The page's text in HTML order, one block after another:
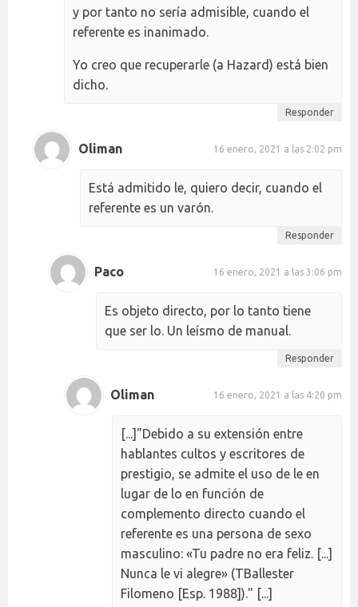
y por tanto no sería admisible, cuando el
referente es inanimado.
Yo creo que recuperarle (a Hazard) está bien
dicho.
Responder
Oliman 16 enero, 2021 a las 2:02 pm
Está admitido le, quiero decir, cuando el
referente es un varón.
Responder
Paco 16 enero, 2021 a las 3:06 pm
Es objeto directo, por lo tanto tiene
que ser lo. Un leísmo de manual.
Responder
Oliman 16 enero, 2021 a las 4:20 pm
[...]"Debido a su extensión entre
hablantes cultos y escritores de
prestigio, se admite el uso de le en
lugar de lo en función de
complemento directo cuando el
referente es una persona de sexo
masculino: «Tu padre no era feliz. [...]
Nunca le vi alegre» (TBallester
Filomeno [Esp. 1988])." [...]